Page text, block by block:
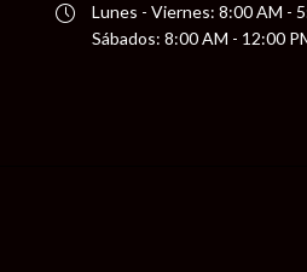
Lunes - Viernes: 8:00 AM -
Sábados: 8:00 AM - 12:00